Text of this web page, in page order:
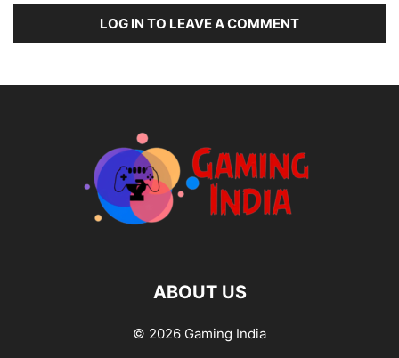
LOG IN TO LEAVE A COMMENT
ABOUT US
© 2026 Gaming India